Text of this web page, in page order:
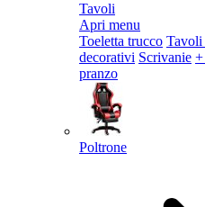
Tavoli
Apri menu
Toeletta trucco Tavoli
decorativi Scrivanie +
pranzo
Poltrone